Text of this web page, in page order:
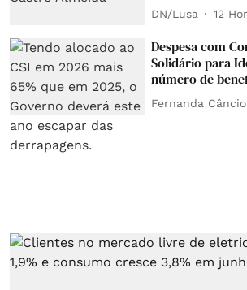
DN/Lusa 12
Despesa com
Solidário para
número de
Fernanda Câncio